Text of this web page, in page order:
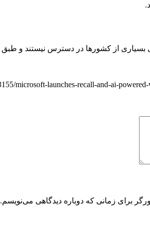
برای زمانی که دوباره دیدگاهی می‌نویسم.